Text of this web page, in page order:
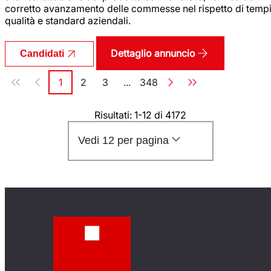
corretto avanzamento delle commesse nel rispetto di
qualità e standard aziendali.
Candidati Dettaglio annuncio
Paginazione
Pagina
1 Pagina
2 Pagina
3 ... Pagina
348
Risultati: 1-12 di 4172
Vedi 12 per pagina